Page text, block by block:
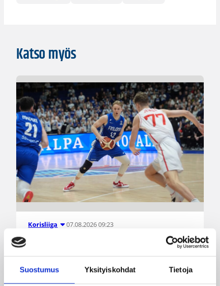
Suostumus Yksityiskohdat Tietoja
Katso myös
Korisliiga 07.08.2026 09:23
Daniel Dolenc KTP-Basketin
haaviin